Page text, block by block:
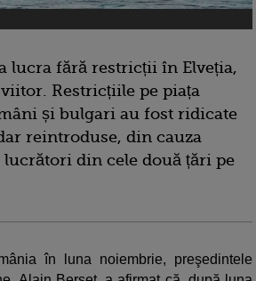
lucra fără restricții în Elveția,
Restricțiile pe piața
și bulgari au fost ridicate
reintroduse, din cauza
din cele două țări pe
în luna noiembrie, preşedintele